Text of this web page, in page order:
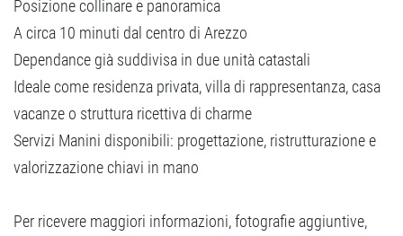
Posizione collinare e panoramica
A circa 10 minuti dal centro di Arezzo
Dependance già suddivisa in due unità catastali
Ideale come residenza privata, villa di rappresentanza, casa
vacanze o struttura ricettiva di charme
Servizi Manini disponibili: progettazione, ristrutturazione e
valorizzazione chiavi in mano
Per ricevere maggiori informazioni, fotografie aggiuntive,